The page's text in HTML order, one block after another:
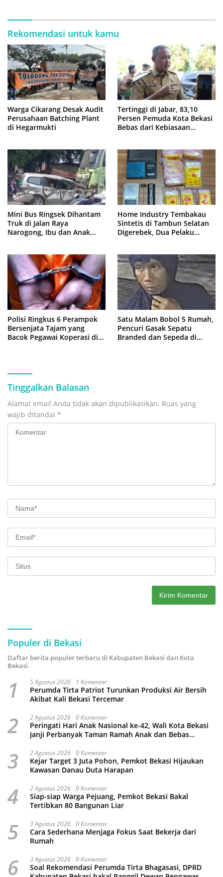
Rekomendasi untuk kamu
Warga Cikarang Desak Audit
Perusahaan Batching Plant
di Hegarmukti
Tertinggi di Jabar, 83,10
Persen Pemuda Kota Bekasi
Bebas dari Kebiasaan
Mini Bus Ringsek Dihantam
Truk di Jalan Raya
Narogong, Ibu dan Anak
Home Industry Tembakau
Sintetis di Tambun Selatan
Digerebek, Dua Pelaku
Polisi Ringkus 6 Perampok
Bersenjata Tajam yang
Bacok Pegawai Koperasi di
Satu Malam Bobol 5 Rumah,
Pencuri Gasak Sepatu
Branded dan Sepeda di
Tinggalkan Balasan
Alamat email Anda tidak akan dipublikasikan. Ruas yang
wajib ditandai *
Populer di Bekasi
Daftar berita populer terbaru di Kabupaten Bekasi dan Kota
Bekasi.
1 5 Agustus 2026 1 Komentar
Perumda Tirta Patriot Turunkan Produksi Air Bersih
Akibat Kali Bekasi Tercemar
2 2 Agustus 2026 0 Komentar
Peringati Hari Anak Nasional ke-42, Wali Kota Bekasi
Janji Perbanyak Taman Ramah Anak dan Bebas
3 2 Agustus 2026 0 Komentar
Kejar Target 3 Juta Pohon, Pemkot Bekasi Hijaukan
Kawasan Danau Duta Harapan
4 2 Agustus 2026 0 Komentar
Siap-siap Warga Pejuang, Pemkot Bekasi Bakal
Tertibkan 80 Bangunan Liar
5 3 Agustus 2026 0 Komentar
Cara Sederhana Menjaga Fokus Saat Bekerja dari
Rumah
6 3 Agustus 2026 0 Komentar
Soal Rekomendasi Perumda Tirta Bhagasasi, DPRD